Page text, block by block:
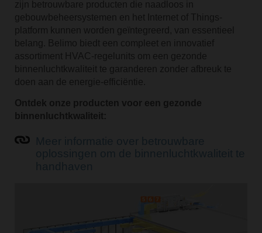
zijn betrouwbare producten die naadloos in
gebouwbeheersystemen en het Internet of Things-
platform kunnen worden geïntegreerd, van essentieel
belang. Belimo biedt een compleet en innovatief
assortiment HVAC-regelunits om een gezonde
binnenluchtkwaliteit te garanderen zonder afbreuk te
doen aan de energie-efficiëntie.
Ontdek onze producten voor een gezonde
binnenluchtkwaliteit: